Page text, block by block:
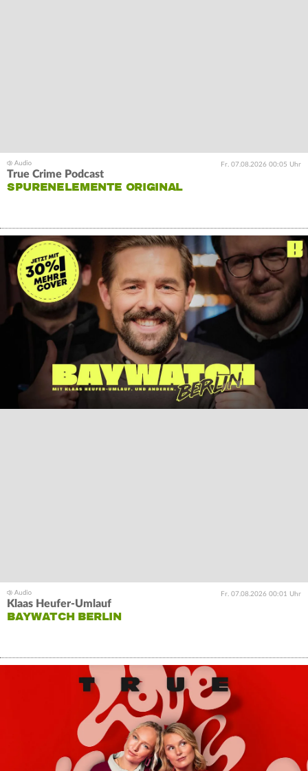
Fr. 07.08.2026 00:05 Uhr
True Crime Podcast
SPURENELEMENTE ORIGINAL
Fr. 07.08.2026 00:01 Uhr
Klaas Heufer-Umlauf
BAYWATCH BERLIN